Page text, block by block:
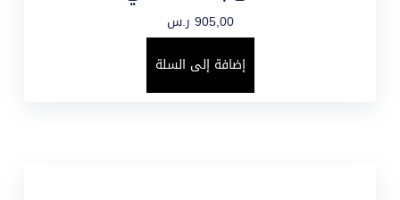
905,00 ر.س
إضافة إلى السلة